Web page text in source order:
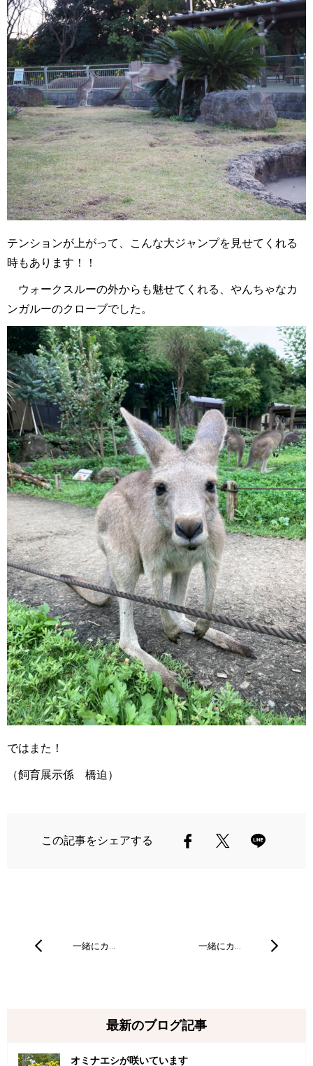
テンションが上がって、こんな大ジャンプを見せてくれる
時もあります！！
ウォークスルーの外からも魅せてくれる、やんちゃなカ
ンガルーのクローブでした。
ではまた！
（飼育展示係 橋迫）
この記事をシェアする
一緒にカ… 一緒にカ…
最新のブログ記事
オミナエシが咲いています